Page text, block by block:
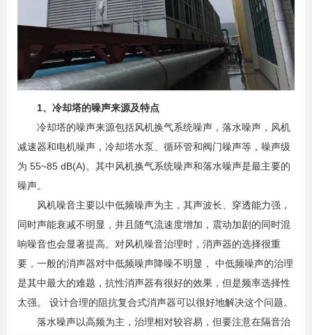
1、冷却塔的噪声来源及特点
冷却塔的噪声来源包括风机换气系统噪声，落水噪声，风机
减速器和电机噪声，冷却塔水泵、循环管和阀门噪声等，噪声级
为 55~85 dB(A)。其中风机换气系统噪声和落水噪声是最主要的
噪声。
风机噪音主要以中低频噪声为主，其声波长、穿透能力强，
同时声能衰减不明显，并且随气流速度增加，震动加剧的同时混
响噪音也会显著提高。对风机噪音治理时，消声器的选择很重
要，一般的消声器对中低频噪声降噪不明显， 中低频噪声的治理
是其中最大的难题，抗性消声器有很好的效果，但是频率选择性
太强。 设计合理的阻抗复合式消声器可以很好地解决这个问题。
落水噪声以高频为主，治理相对较容易，但要注意在隔音治